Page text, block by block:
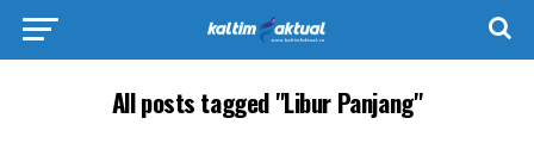
All posts tagged "Libur Panjang"